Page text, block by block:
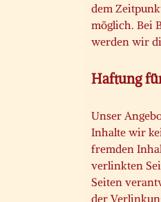
dem
möglich. Bei
werden wir
Haftung
Unser
Inhalte wir
fremden
verlinkten
Seiten
der